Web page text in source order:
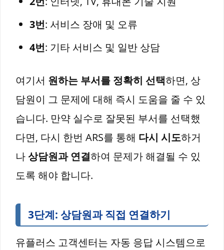
3번: 서비스 장애 및 오류
4번: 기타 서비스 및 일반 상담
여기서 원하는 부서를 정확히 선택하면, 상
담원이 그 문제에 대해 즉시 도움을 줄 수 있
습니다. 만약 실수로 잘못된 부서를 선택했
다면, 다시 한번 ARS를 통해 다시 시도하거
나상담원과 연결하여 문제가 해결될 수 있
도록 해야 합니다.
3단계: 상담원과 직접 연결하기
유플러스 고객센터는 자동 응답 시스템으로